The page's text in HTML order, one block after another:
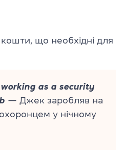
що необхідні для
as a security
— Джек заробляв на
у нічному